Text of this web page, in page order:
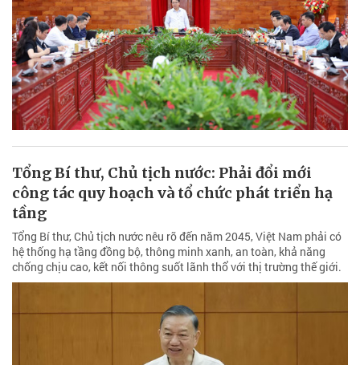
Tổng Bí thư, Chủ tịch nước: Phải đổi mới
công tác quy hoạch và tổ chức phát triển hạ
tầng
Tổng Bí thư, Chủ tịch nước nêu rõ đến năm 2045, Việt Nam phải có
hệ thống hạ tầng đồng bộ, thông minh xanh, an toàn, khả năng
chống chịu cao, kết nối thông suốt lãnh thổ với thị trường thế giới.